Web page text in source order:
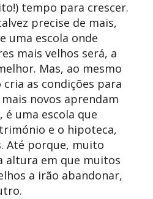
tempo para crescer.
precise de mais,
uma escola onde
mais velhos será, a
Mas, ao mesmo
as condições para
novos aprendam
é uma escola que
e o hipoteca,
Até porque, muito
altura em que muitos
a irão abandonar,